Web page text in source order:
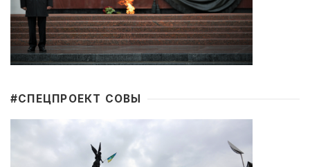
#CПЕЦПРОЕКТ СОВЫ